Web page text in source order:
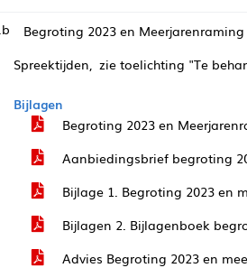
Begroting 2023 en Meerjarenraming
Spreektijden, zie toelichting "Te
Bijlagen
Begroting 2023 en
Aanbiedingsbrief begroting
Bijlage 1. Begroting 2023 en
Bijlagen 2. Bijlagenboek
Advies Begroting 2023 en